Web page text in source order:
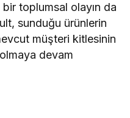
toplumsal olayın da
sunduğu ürünlerin
müşteri kitlesinin
devam